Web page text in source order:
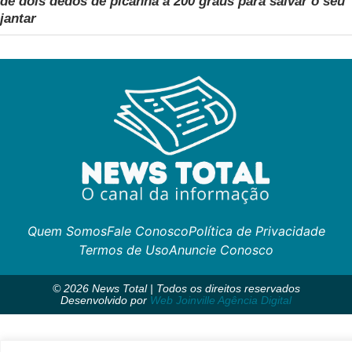
jantar
Quem SomosFale ConoscoPolítica de Privacidade
Termos de UsoAnuncie Conosco
© 2026 News Total | Todos os direitos reservados
Desenvolvido por Web Joinville Agência Digital